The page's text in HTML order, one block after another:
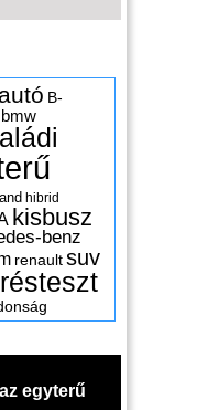
autó B-
bmw
hibrid
kisbusz
benz
renaultsuv
egyterű